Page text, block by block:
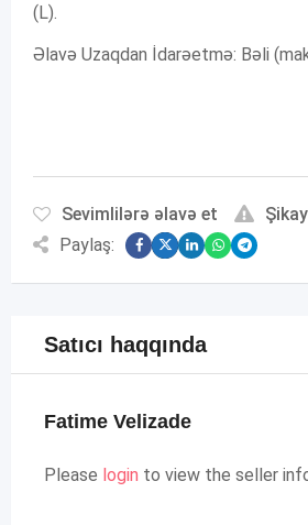
(L).
Əlavə Uzaqdan İdarəetmə: Bəli
Sevimlilərə əlavə et
Paylaş:
Satıcı haqqında
Fatime Velizade
Please login to view the seller